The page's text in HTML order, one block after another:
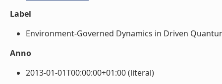
Label
Environment-Governed Dynamics in Driven
Anno
2013-01-01T00:00:00+01:00 (literal)